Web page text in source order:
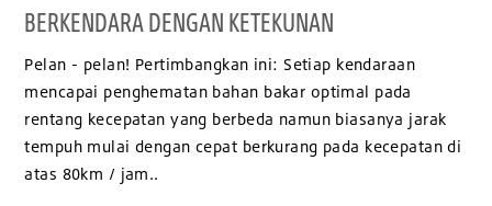
BERKENDARA DENGAN KETEKUNAN
Pelan - pelan! Pertimbangkan ini: Setiap kendaraan
mencapai penghematan bahan bakar optimal pada
rentang kecepatan yang berbeda namun biasanya jarak
tempuh mulai dengan cepat berkurang pada kecepatan di
atas 80km / jam..